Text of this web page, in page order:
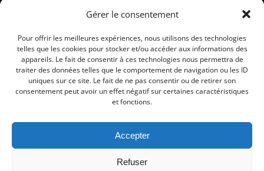
Gérer le consentement
Pour offrir les meilleures expériences, nous utilisons des technologies
telles que les cookies pour stocker et/ou accéder aux informations des
appareils. Le fait de consentir à ces technologies nous permettra de
traiter des données telles que le comportement de navigation ou les ID
uniques sur ce site. Le fait de ne pas consentir ou de retirer son
consentement peut avoir un effet négatif sur certaines caractéristiques
et fonctions.
Accepter
Refuser
04 66 88 01 05
© 2026 Commune de Le Cailar. Service proposé